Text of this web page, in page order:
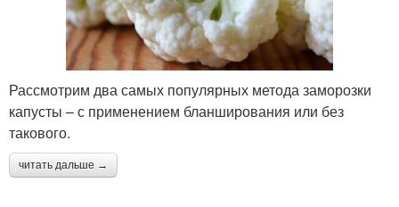
Рассмотрим два самых популярных метода заморозки
капусты – с применением бланширования или без
такового.
читать дальше →